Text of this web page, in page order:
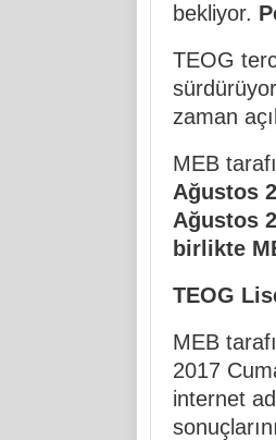
bekliyor.
TEOG
zaman
MEB
Ağustos
Ağustos
birlikte
TEOG
MEB
2017
internet
sonuçlarını